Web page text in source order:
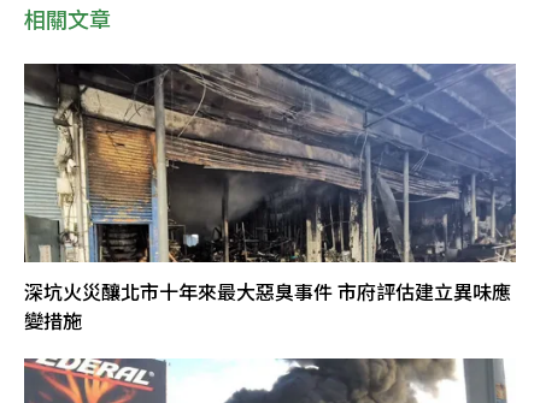
相關文章
深坑火災釀北市十年來最大惡臭事件 市府評估建立異味應
變措施